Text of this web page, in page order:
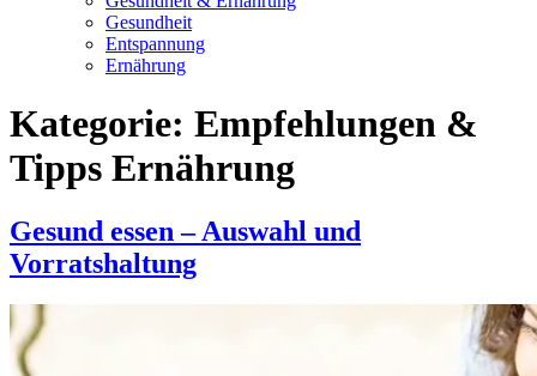
Gesundheit
Entspannung
Ernährung
Kategorie: Empfehlungen &
Tipps Ernährung
Gesund essen – Auswahl und
Vorratshaltung